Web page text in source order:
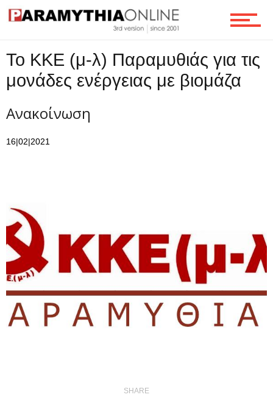
To KKE (μ-λ) Παραμυθιάς για τις
μονάδες ενέργειας με βιομάζα
Ανακοίνωση
16|02|2021
SHARE